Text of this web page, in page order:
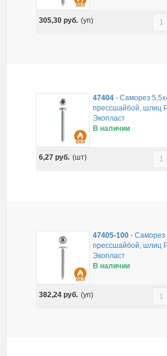
305,30руб. (уп)
47404 -Саморез
прессшайбой, шлиц
Экопласт
В наличии
6,27руб. (шт)
47405-100 -Саморез
прессшайбой, шлиц
Экопласт
В наличии
382,24руб. (уп)